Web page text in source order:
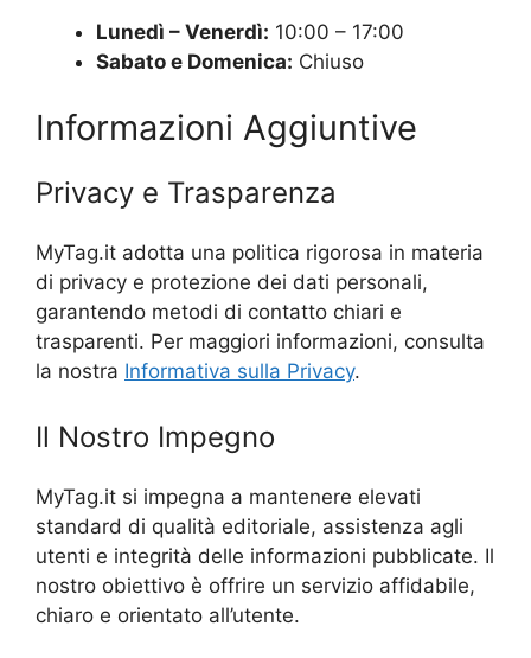
Lunedì – Venerdì: 10:00 – 17:00
Sabato e Domenica: Chiuso
Informazioni Aggiuntive
Privacy e Trasparenza
MyTag.it adotta una politica rigorosa in materia
di privacy e protezione dei dati personali,
garantendo metodi di contatto chiari e
trasparenti. Per maggiori informazioni, consulta
la nostra Informativa sulla Privacy.
Il Nostro Impegno
MyTag.it si impegna a mantenere elevati
standard di qualità editoriale, assistenza agli
utenti e integrità delle informazioni pubblicate. Il
nostro obiettivo è offrire un servizio affidabile,
chiaro e orientato all’utente.